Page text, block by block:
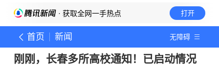
· 获取全网一手热点 打开
首页 新闻 无障碍
刚刚，长春多所高校通知！已启动情况